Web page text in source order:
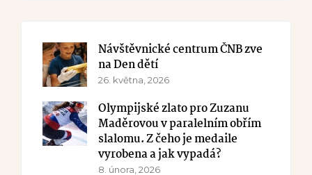
Návštěvnické centrum ČNB zve
na Den dětí
26. května, 2026
Olympijské zlato pro Zuzanu
Maděrovou v paralelním obřím
slalomu. Z čeho je medaile
vyrobena a jak vypadá?
8. února, 2026